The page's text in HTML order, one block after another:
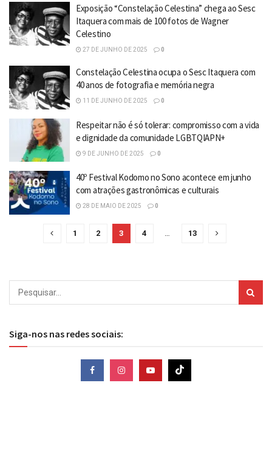
Exposição “Constelação Celestina” chega ao Sesc
Itaquera com mais de 100 fotos de Wagner
Celestino
27 DE JUNHO DE 2025 0
Constelação Celestina ocupa o Sesc Itaquera com
40 anos de fotografia e memória negra
11 DE JUNHO DE 2025 0
Respeitar não é só tolerar: compromisso com a vida
e dignidade da comunidade LGBTQIAPN+
9 DE JUNHO DE 2025 0
40º Festival Kodomo no Sono acontece em junho
com atrações gastronômicas e culturais
28 DE MAIO DE 2025 0
1 2 3 4 13
Siga-nos nas redes sociais: